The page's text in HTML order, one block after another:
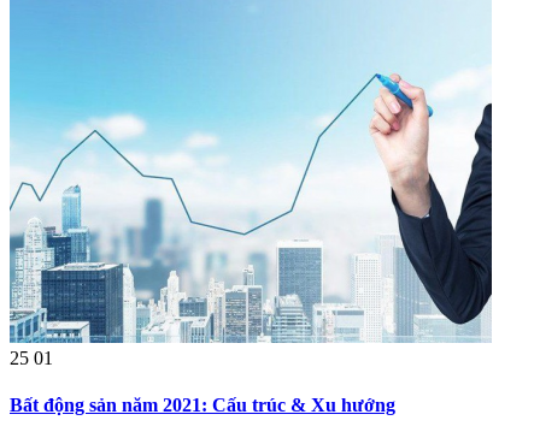
25 01
Bất động sản năm 2021: Cấu trúc & Xu hướng